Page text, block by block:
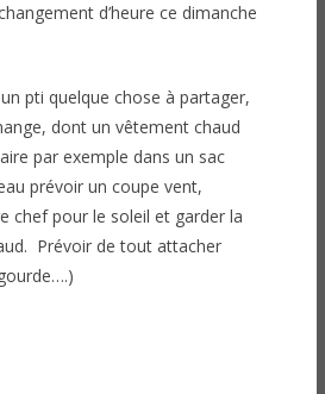
d’heure ce dimanche
pti quelque chose à partager,
dont un vêtement chaud
par exemple dans un sac
prévoir un coupe vent,
chef pour le soleil et garder la
Prévoir de tout attacher